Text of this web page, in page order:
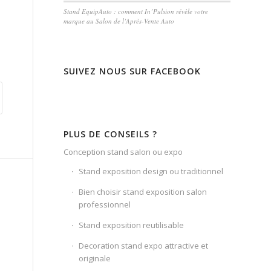
Stand EquipAuto : comment In’Pulsion révèle votre
marque au Salon de l’Après-Vente Auto
SUIVEZ NOUS SUR FACEBOOK
PLUS DE CONSEILS ?
Conception stand salon ou expo
Stand exposition design ou traditionnel
Bien choisir stand exposition salon
professionnel
Stand exposition reutilisable
Decoration stand expo attractive et
originale